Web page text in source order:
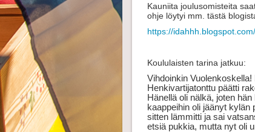
Kauniita joulusomisteita
ohje löytyi mm. tästä
https://
Koululaisten tarina jatkuu:
Vihdoinkin
Henkivartijatonttu päätti
Hänellä oli nälkä, joten
kaappeihin oli jäänyt kylän
sitten lämmitti ja sai
etsiä pukkia, mutta nyt oli